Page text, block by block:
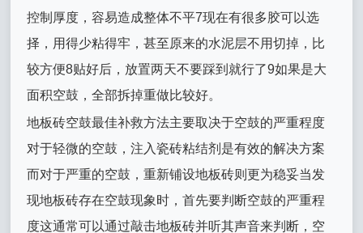
控制厚度，容易造成整体不平7现在有很多胶可以选
择，用得少粘得牢，甚至原来的水泥层不用切掉，比
较方便8贴好后，放置两天不要踩到就行了9如果是大
面积空鼓，全部拆掉重做比较好。
地板砖空鼓最佳补救方法主要取决于空鼓的严重程度
对于轻微的空鼓，注入瓷砖粘结剂是有效的解决方案
而对于严重的空鼓，重新铺设地板砖则更为稳妥当发
现地板砖存在空鼓现象时，首先要判断空鼓的严重程
度这通常可以通过敲击地板砖并听其声音来判断，空